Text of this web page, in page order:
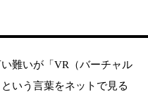
難いが「VR（バーチャル
いう言葉をネットで見る